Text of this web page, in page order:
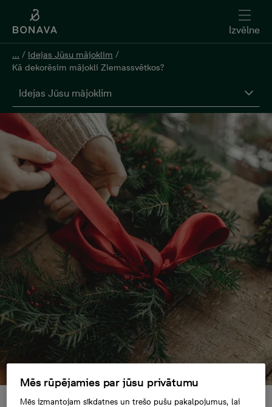
Izvēlne
... / Idejas Jūsu mājoklim /
Kā dekorēsim mājokli Ziemassvētkos?
Idejas Jūsu mājoklim
Mēs rūpējamies par jūsu privātumu
Mēs izmantojam sīkdatnes un trešo pušu pakalpojumus, lai